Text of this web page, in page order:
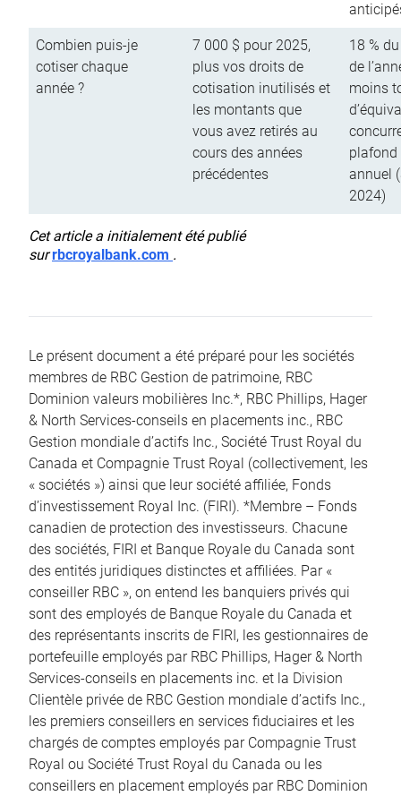
Combien puis-je
cotiser chaque
année ?
7 000 $ pour 2025,
plus vos droits de
cotisation inutilisés et
les montants que
vous avez retirés au
cours des années
précédentes
18 %
de
moins
annuel
2024)
Cet article a initialement été publié
surrbcroyalbank.com .
Le présent document a été préparé pour les sociétés
membres de RBC Gestion de patrimoine, RBC
Dominion valeurs mobilières Inc.*, RBC Phillips, Hager
& North Services-conseils en placements inc., RBC
Gestion mondiale d’actifs Inc., Société Trust Royal du
Canada et Compagnie Trust Royal (collectivement, les
« sociétés ») ainsi que leur société affiliée, Fonds
d’investissement Royal Inc. (FIRI). *Membre – Fonds
canadien de protection des investisseurs. Chacune
des sociétés, FIRI et Banque Royale du Canada sont
des entités juridiques distinctes et affiliées. Par «
conseiller RBC », on entend les banquiers privés qui
sont des employés de Banque Royale du Canada et
des représentants inscrits de FIRI, les gestionnaires de
portefeuille employés par RBC Phillips, Hager & North
Services-conseils en placements inc. et la Division
Clientèle privée de RBC Gestion mondiale d’actifs Inc.,
les premiers conseillers en services fiduciaires et les
chargés de comptes employés par Compagnie Trust
Royal ou Société Trust Royal du Canada ou les
conseillers en placement employés par RBC Dominion